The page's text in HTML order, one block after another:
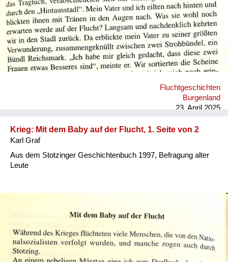
Fluchtgeschichten
Burgenland
23. April 2025
Krieg: Mit dem Baby auf der Flucht, 1. Seite von 2
Karl Graf
Aus dem Stotzinger Geschichtenbuch 1997, Befragung alter
Leute